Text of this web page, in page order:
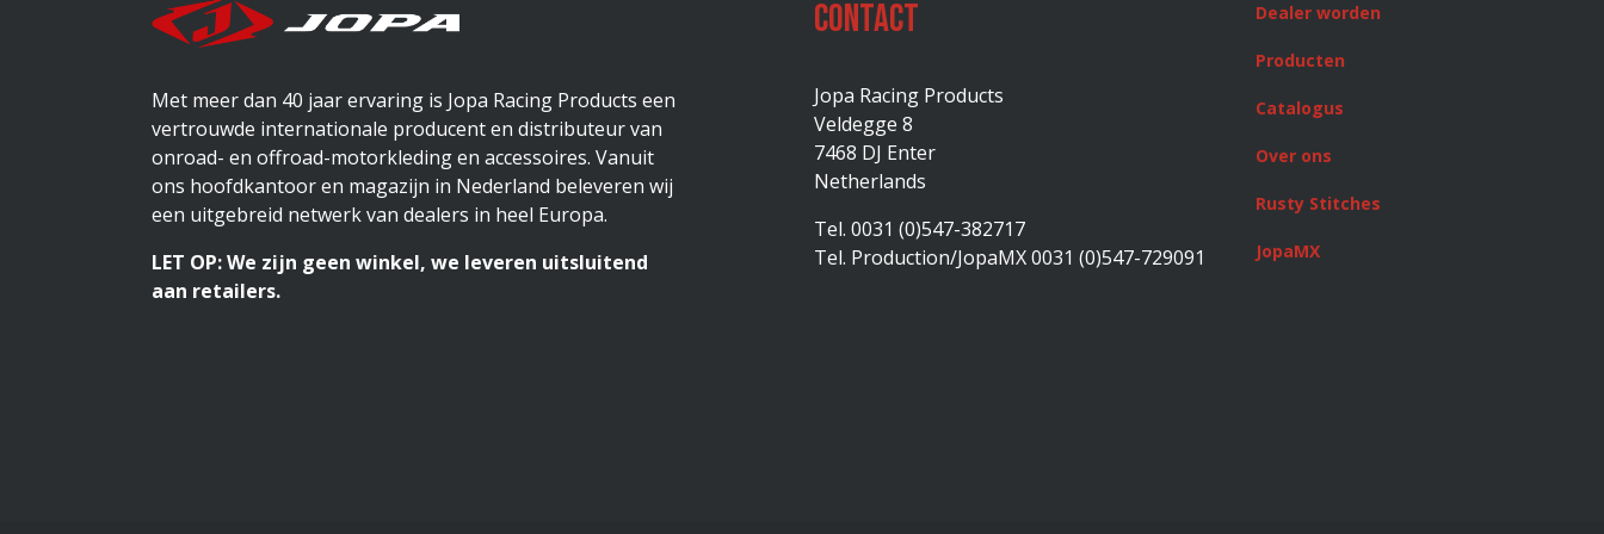
Met meer dan 40 jaar ervaring is Jopa Racing Products een
vertrouwde internationale producent en distributeur van
onroad- en offroad-motorkleding en accessoires. Vanuit
ons hoofdkantoor en magazijn in Nederland beleveren wij
een uitgebreid netwerk van dealers in heel Europa.
LET OP: We zijn geen winkel, we leveren uitsluitend
aan retailers.
Contact
Jopa Racing Products
Veldegge 8
7468 DJ Enter
Netherlands
Tel. 0031 (0)547-382717
Tel. Production/JopaMX 0031 (0)547-729091
Dealer worden
Producten
Catalogus
Over ons
Rusty Stitches
JopaMX